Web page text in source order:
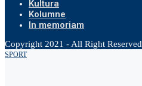
Kultura
Kolumne
In memoriam
Copyright 2021 - All Right Reserved
SPORT